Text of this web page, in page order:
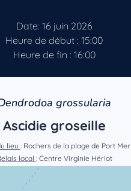
Date: 16 juin 2026
Heure de début : 15:00
Heure de fin : 16:00
grossularia
Ascidie groseille
lieu : Rochers de la plage de Port Mer
local : Centre Virginie Hériot